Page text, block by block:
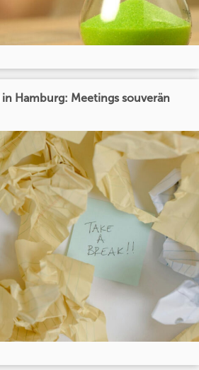
Hamburg: Meetings souverän